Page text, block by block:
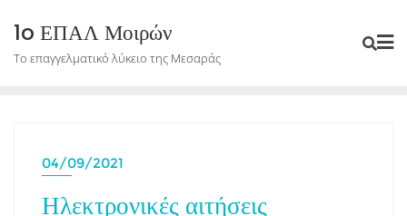
content
1o ΕΠΑΛ Μοιρών
Το επαγγελματικό λύκειο της Μεσαράς
04/09/2021
Ηλεκτρονικές αιτήσεις